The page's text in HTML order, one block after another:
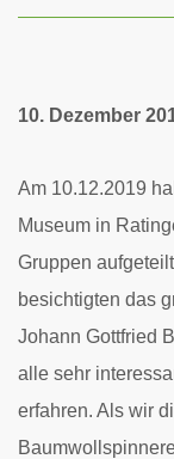
10. Dezember
Am 10.12.2019
Museum in
Gruppen
besichtigten das
Johann Gottfried
alle sehr
erfahren. Als wir